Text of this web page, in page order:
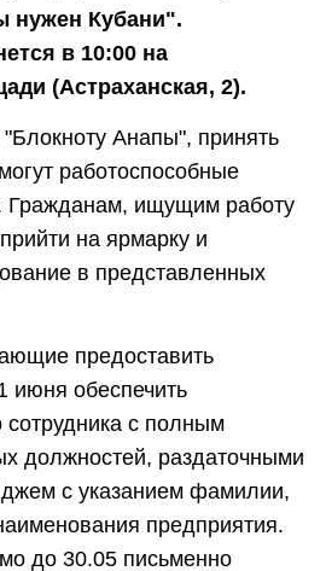
нужен Кубани".
в 10:00 на
(Астраханская, 2).
"Блокноту Анапы", принять
работоспособные
Гражданам, ищущим работу
на ярмарку и
в представленных
предоставить
июня обеспечить
сотрудника с полным
должностей, раздаточными
с указанием фамилии,
предприятия.
до 30.05 письменно